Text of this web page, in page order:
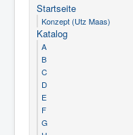
Startseite
Konzept (Utz Maas)
Katalog
A
B
C
D
E
F
G